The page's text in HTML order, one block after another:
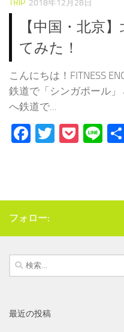
TRIP 2018年12月28日
【中国・北京
てみた！
こんにちは！FITNESS
鉄道で「シンガポール
へ鉄道で...
Facebook
Twitter
Pocket
Line
フォロー:
検
索:
最近の投稿